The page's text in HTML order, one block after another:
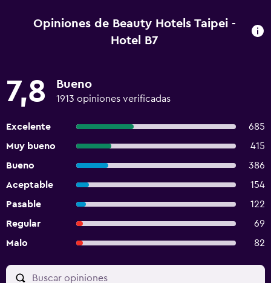
Opiniones de Beauty Hotels Taipei -
Hotel B7
7,8 Bueno
1913 opiniones verificadas
Excelente
685
Muy bueno
415
Bueno
386
Aceptable
154
Pasable
122
Regular
69
Malo
82